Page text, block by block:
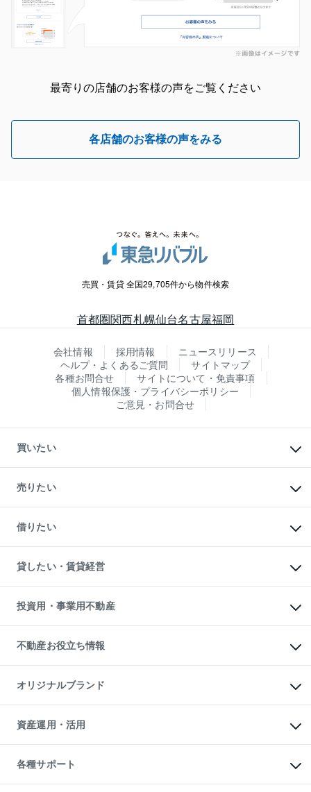
最寄りの店舗のお客様の声をご覧ください
各店舗のお客様の声をみる
売買・賃貸 全国29,705件から物件検索
首都圏関西札幌仙台名古屋福岡
会社情報 採用情報
ニュースリリース
ヘルプ・よくあるご質問
サイトマップ
各種お問合せ
サイトについて・免責事項
個人情報保護・プライバシーポリシー
ご意見・お問合せ
買いたい
新築・分譲マンションの購入
中古マンションの購入
一戸建ての購入
中古一戸建ての購入
不動産購入の流れ
注目キーワード物件特集
購入ガイド
English 繁体中文簡体中文
売りたい
一戸建ての売却・査定
土地の売却・査定
スピードAI査定
不動産査定について
不動産売却の流れ
不動産買換えの流れ
売却ガイド
借りたい
オフィス・店舗の賃貸
借りるときの流れ
借りるガイド
貸したい・賃貸経営
マンション賃料データ
賃貸管理プラン
リロケーションについて
貸すガイド
投資用・事業用不動産
事業用不動産
マンション投資
投資用マンション
アパート経営
収益物件
ビル購入（ビル一棟）
投資用不動産の売却査定
事業用不動産の売却査定
不動産お役立ち情報
マンションライブラリー
人気マンションランキング
暮らしに役立つ不動産メディア
不動産相場・不動産価格情報
不動産コラム・ニュース
不動産用語集
不動産なんでもネット相談室
住まいの税金
オリジナルブランド
一棟リノベーションマンション
L`GENTE（ルジェンテ）
区分リノベーションマンション
投資用一棟レジデンスWELL
不動産小口投資
資産運用・活用
不動産M&A
アセットマネジメント・出資
各種サポート